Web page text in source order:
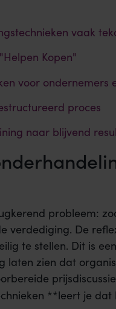
vaak
Kopen"
voor ondernemers
proces
naar blijvend
probleem:
verdediging. De
te stellen. Dit is
laten zien dat
**leert je dat